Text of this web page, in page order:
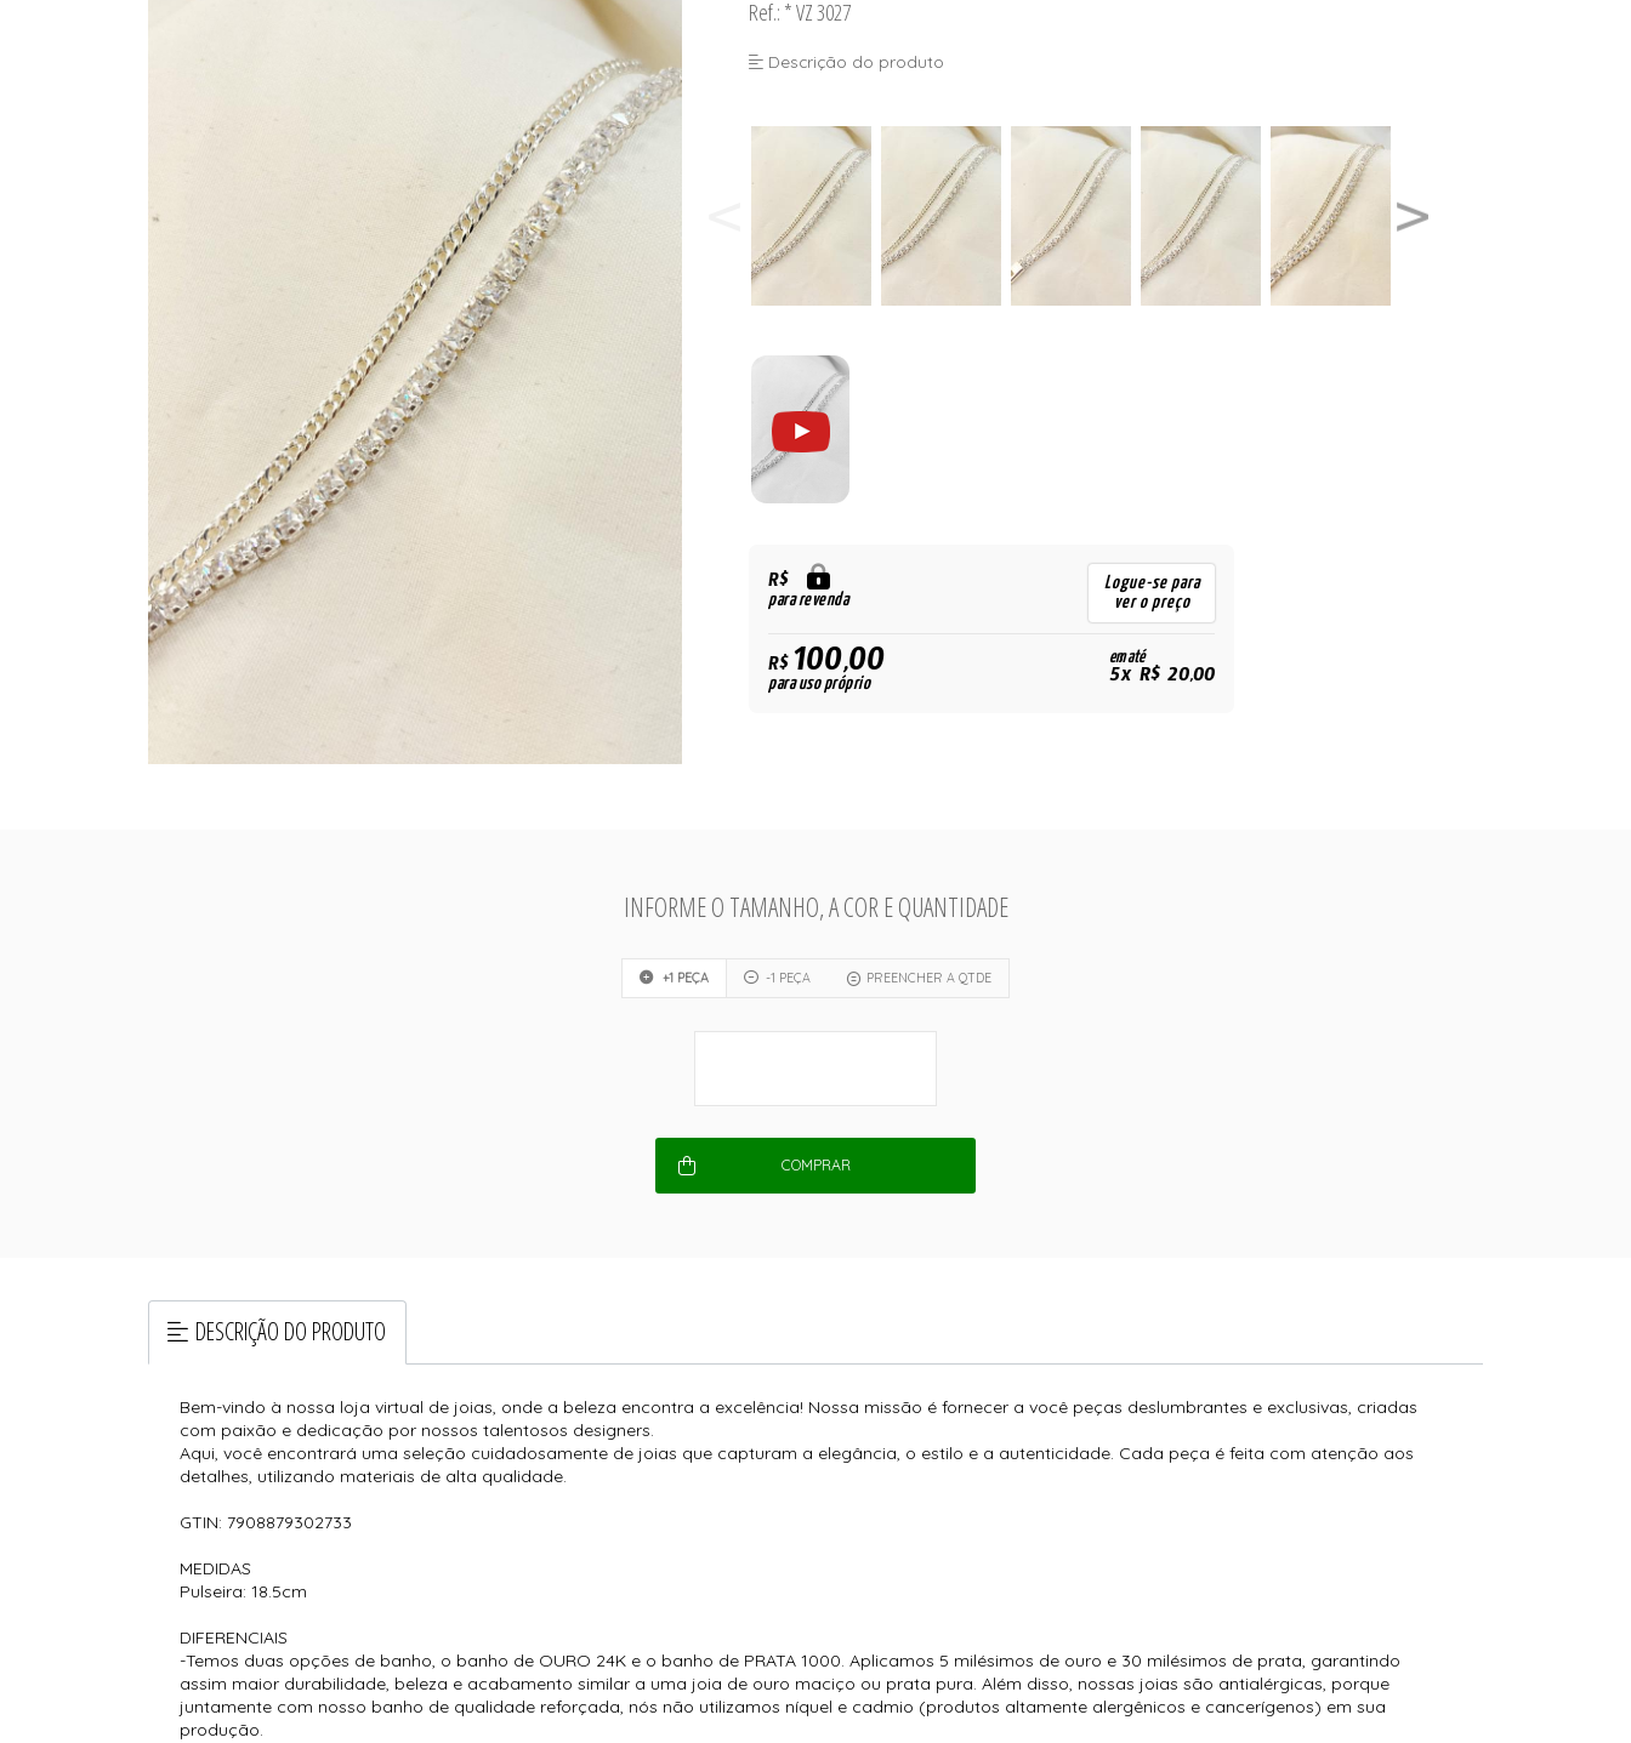
Ref.: * VZ 3027
Descrição do produto
R$
para revenda
Logue-se para
ver o preço
R$100,00
para uso próprio
em até
5x R$ 20,00
INFORME O TAMANHO, A COR E QUANTIDADE
+1 PEÇA -1 PEÇA PREENCHER A QTDE
COMPRAR
DESCRIÇÃO DO PRODUTO
Bem-vindo à nossa loja virtual de joias, onde a beleza encontra a excelência! Nossa missão é fornecer a você peças deslumbrantes e exclusivas, criadas
com paixão e dedicação por nossos talentosos designers.
Aqui, você encontrará uma seleção cuidadosamente de joias que capturam a elegância, o estilo e a autenticidade. Cada peça é feita com atenção aos
detalhes, utilizando materiais de alta qualidade.
GTIN: 7908879302733
MEDIDAS
Pulseira: 18.5cm
DIFERENCIAIS
-Temos duas opções de banho, o banho de OURO 24K e o banho de PRATA 1000. Aplicamos 5 milésimos de ouro e 30 milésimos de prata, garantindo
assim maior durabilidade, beleza e acabamento similar a uma joia de ouro maciço ou prata pura. Além disso, nossas joias são antialérgicas, porque
juntamente com nosso banho de qualidade reforçada, nós não utilizamos níquel e cadmio (produtos altamente alergênicos e cancerígenos) em sua
produção.